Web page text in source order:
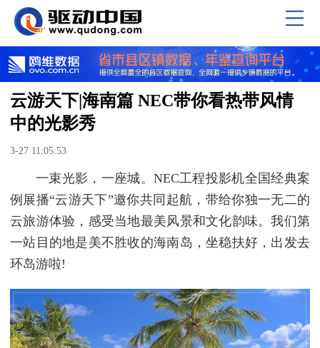
云游天下|海南篇 NEC带你看热带风情
中的光影秀
3-27 11:05:53
一束光影，一座城。NEC工程投影机全国经典案
例展播“云游天下”邀你共同起航，带给你独一无二的
云旅游体验，感受当地最美风景和文化韵味。我们第
一站目的地是美不胜收的海南岛，坐稳扶好，出发去
环岛游啦!